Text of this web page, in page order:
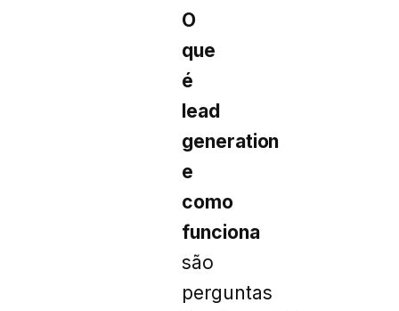
O
que
é
lead
generation
e
como
funciona
são
perguntas